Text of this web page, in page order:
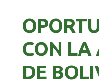
CON LA
DE